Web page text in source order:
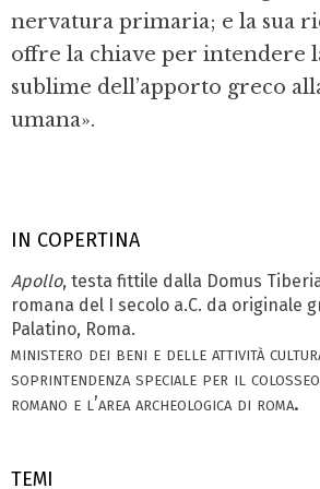
IN COPERTINA
Apollo, testa fittile dalla Domus
romana del I secolo a.C. da originale
Palatino, Roma.
ministero dei beni e delle attività
soprintendenza speciale per il
romano e l’area archeologica di roma.
TEMI
nervatura primaria; e la sua
offre la chiave per intendere
sublime dell’apporto greco
umana».